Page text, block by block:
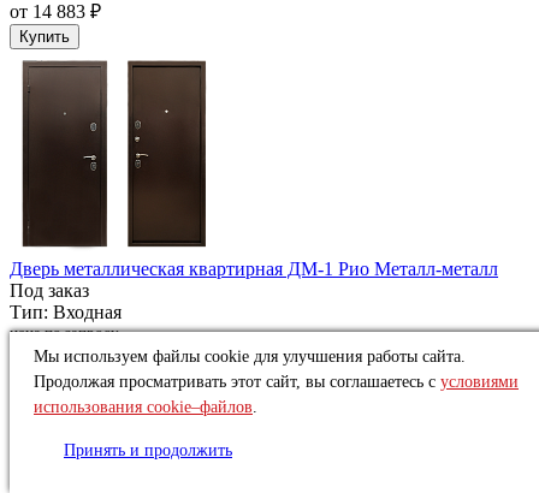
от 14 883 ₽
Купить
Дверь металлическая квартирная ДМ-1 Рио Металл-металл
Под заказ
Тип: Входная
цена по запросу
Купить
Мы используем файлы cookie для улучшения работы сайта.
Продолжая просматривать этот сайт, вы соглашаетесь с условиями
использования cookie–файлов.
Принять и продолжить